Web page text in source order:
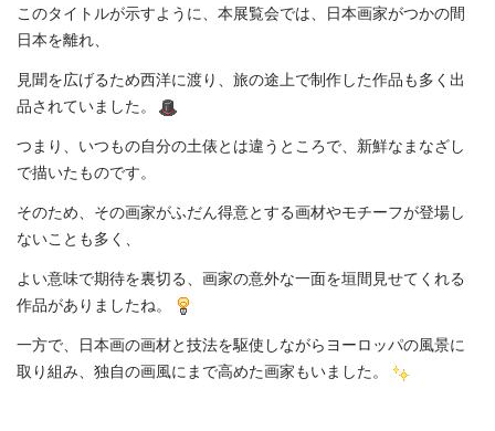
このタイトルが示すように、本展覧会では、日本画家がつかの間
日本を離れ、
見聞を広げるため西洋に渡り、旅の途上で制作した作品も多く出
品されていました。
つまり、いつもの自分の土俵とは違うところで、新鮮なまなざし
で描いたものです。
そのため、その画家がふだん得意とする画材やモチーフが登場し
ないことも多く、
よい意味で期待を裏切る、画家の意外な一面を垣間見せてくれる
作品がありましたね。
一方で、日本画の画材と技法を駆使しながらヨーロッパの風景に
取り組み、独自の画風にまで高めた画家もいました。